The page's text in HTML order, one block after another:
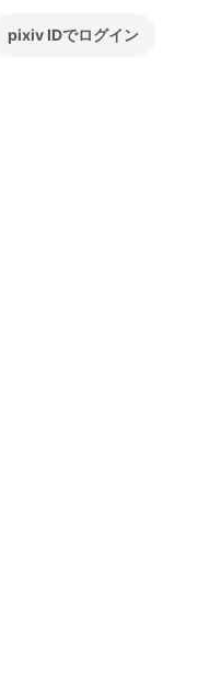
pixiv IDでログイン